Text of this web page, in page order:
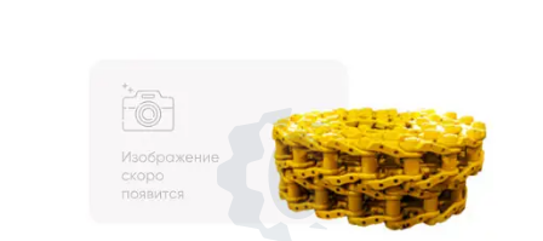
sksale@skdst.ru
+7 (499) 394-50-93